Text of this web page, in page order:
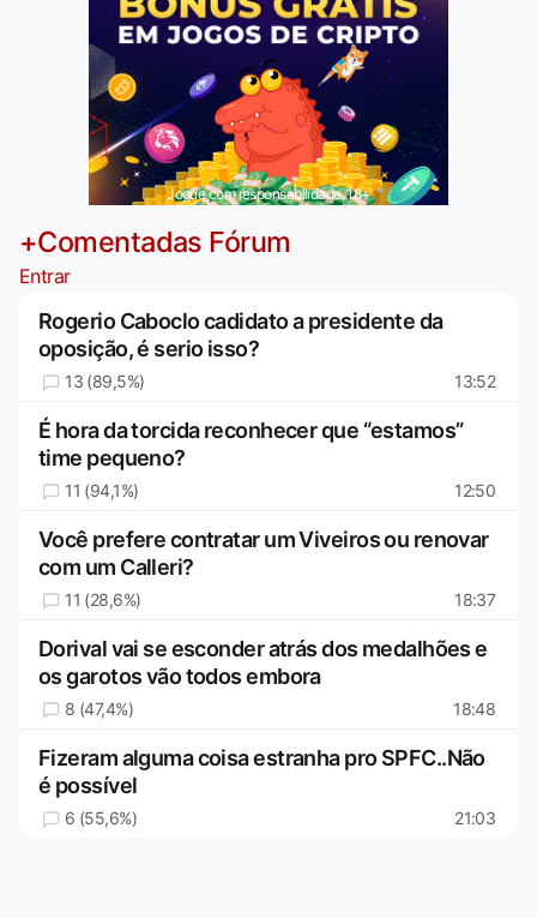
Jogue com responsabilidade. 18+
+Comentadas Fórum
Entrar
Rogerio Caboclo cadidato a presidente da
oposição, é serio isso?
13 (89,5%) 13:52
É hora da torcida reconhecer que “estamos”
time pequeno?
11 (94,1%) 12:50
Você prefere contratar um Viveiros ou renovar
com um Calleri?
11 (28,6%) 18:37
Dorival vai se esconder atrás dos medalhões e
os garotos vão todos embora
8 (47,4%) 18:48
Fizeram alguma coisa estranha pro SPFC..Não
é possível
6 (55,6%) 21:03